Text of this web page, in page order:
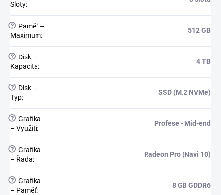
Sloty:
?
Paměť –
Maximum:
512 GB
?
Disk –
Kapacita:
4 TB
?
Disk –
Typ:
SSD (M.2 NVMe)
? Grafika
– Využití:
Profese - Mid-end
? Grafika
– Řada:
Radeon Pro (Navi 10)
? Grafika
– Paměť:
8 GB GDDR6